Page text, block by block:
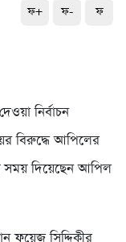
ফ+ ফ- ফ
নির্বাচন
বিরুদ্ধে আপিলের
সময় দিয়েছেন আপিল